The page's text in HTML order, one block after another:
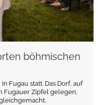
böhmischen
Fugau statt. Das Dorf, auf
Fugauer Zipfel gelegen,